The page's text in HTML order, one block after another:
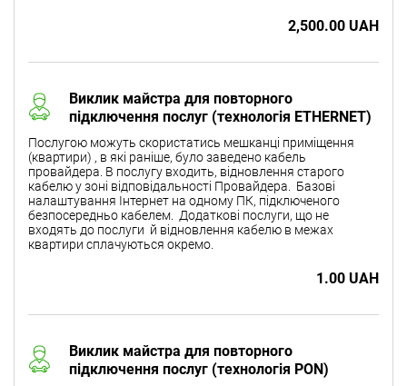
2,500.00 UAH
Виклик майстра для повторного
підключення послуг (технологія ETHERNET)
Послугою можуть скористатись мешканці приміщення
(квартири) , в які раніше, було заведено кабель
провайдера. В послугу входить, відновлення старого
кабелю у зоні відповідальності Провайдера. Базові
налаштування Інтернет на одному ПК, підключеного
безпосередньо кабелем. Додаткові послуги, що не
входять до послуги й відновлення кабелю в межах
квартири сплачуються окремо.
1.00 UAH
Виклик майстра для повторного
підключення послуг (технологія PON)